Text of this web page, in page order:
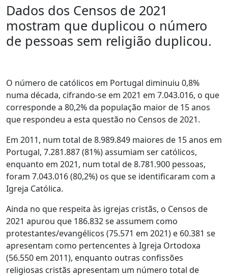
Dados dos Censos de 2021
mostram que duplicou o número
de pessoas sem religião duplicou.
O número de católicos em Portugal diminuiu 0,8%
numa década, cifrando-se em 2021 em 7.043.016, o que
corresponde a 80,2% da população maior de 15 anos
que respondeu a esta questão no Censos de 2021.
Em 2011, num total de 8.989.849 maiores de 15 anos em
Portugal, 7.281.887 (81%) assumiam ser católicos,
enquanto em 2021, num total de 8.781.900 pessoas,
foram 7.043.016 (80,2%) os que se identificaram com a
Igreja Católica.
Ainda no que respeita às igrejas cristãs, o Censos de
2021 apurou que 186.832 se assumem como
protestantes/evangélicos (75.571 em 2021) e 60.381 se
apresentam como pertencentes à Igreja Ortodoxa
(56.550 em 2011), enquanto outras confissões
religiosas cristãs apresentam um número total de